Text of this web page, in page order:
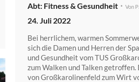
Fitness & Gesundheit Von
24. Juli 2022
Bei herrlichem, warmen
sich die Damen und Herren der
und Gesundheit vom TUS
zum Walken und Talken getroffen.
von Großkarolinenfeld zum Wirt